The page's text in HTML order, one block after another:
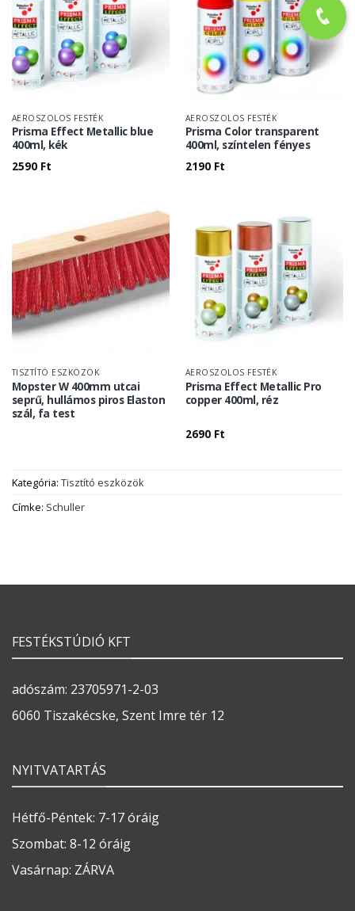
AEROSZOLOS FESTÉK
Prisma Effect Metallic blue
400ml, kék
2590 Ft
AEROSZOLOS FESTÉK
Prisma Color transparent
400ml, színtelen fényes
2190 Ft
TISZTÍTÓ ESZKÖZÖK
Mopster W 400mm utcai
seprű, hullámos piros Elaston
szál, fa test
AEROSZOLOS FESTÉK
Prisma Effect Metallic Pro
copper 400ml, réz
2690 Ft
Kategória: Tisztító eszközök
Címke: Schuller
FESTÉKSTÚDIÓ KFT
adószám: 23705971-2-03
6060 Tiszakécske, Szent Imre tér 12
NYITVATARTÁS
Hétfő-Péntek: 7-17 óráig
Szombat: 8-12 óráig
Vasárnap: ZÁRVA